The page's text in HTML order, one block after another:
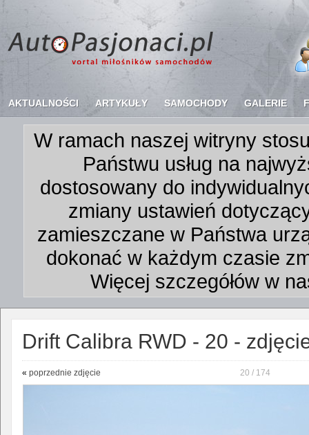
AKTUALNOŚCI ARTYKUŁY SAMOCHODY GALERIE
W ramach naszej witryny
Państwu usług na
dostosowany do
zmiany ustawień
zamieszczane w Państwa
dokonać w każdym czasie
Więcej szczegółów w
Drift Calibra RWD - 20 -
« poprzednie zdjęcie 20 / 174